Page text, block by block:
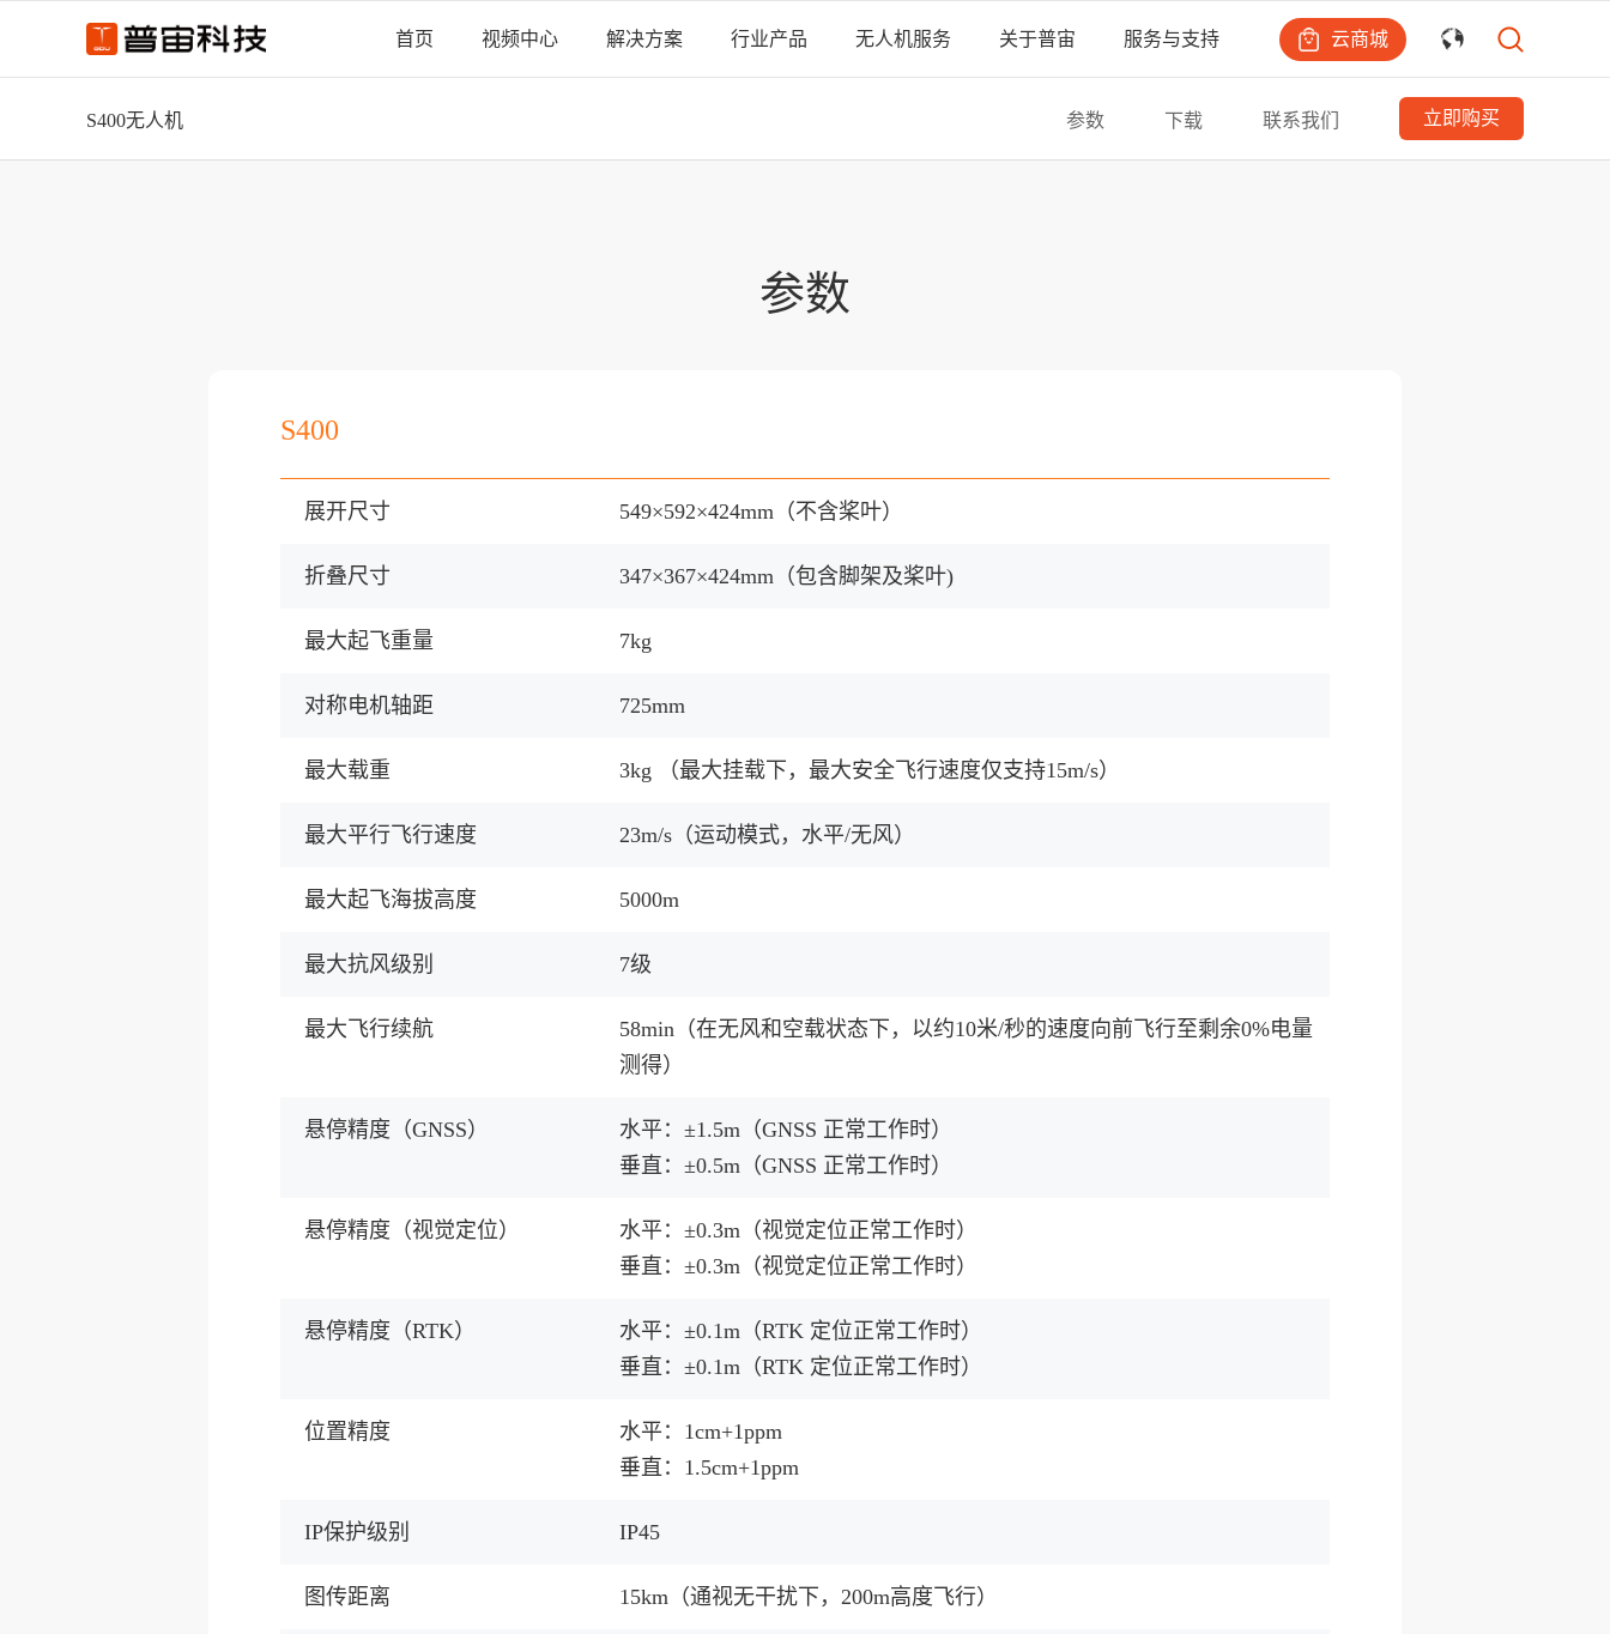
首页 视频中心 解决方案 行业产品 无人机服务 关于普宙 服务与支持 云商城
S400无人机 参数 下载 联系我们 立即购买
参数
S400
展开尺寸 549×592×424mm（不含桨叶）
折叠尺寸 347×367×424mm（包含脚架及桨叶)
最大起飞重量 7kg
对称电机轴距 725mm
最大载重 3kg （最大挂载下，最大安全飞行速度仅支持15m/s）
最大平行飞行速度 23m/s（运动模式，水平/无风）
最大起飞海拔高度 5000m
最大抗风级别 7级
最大飞行续航
58min（在无风和空载状态下，以约10米/秒的速度向前飞行至剩余0%电量
测得）
悬停精度（GNSS）
水平：±1.5m（GNSS 正常工作时）
垂直：±0.5m（GNSS 正常工作时）
悬停精度（视觉定位）
水平：±0.3m（视觉定位正常工作时）
垂直：±0.3m（视觉定位正常工作时）
悬停精度（RTK）
水平：±0.1m（RTK 定位正常工作时）
垂直：±0.1m（RTK 定位正常工作时）
位置精度
水平：1cm+1ppm
垂直：1.5cm+1ppm
IP保护级别 IP45
图传距离 15km（通视无干扰下，200m高度飞行）